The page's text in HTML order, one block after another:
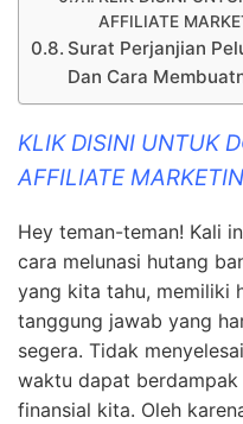
AFFILIATE
Surat Perjanjian
Dan Cara
KLIK DISINI UNTUK
AFFILIATE
Hey teman-teman! Kali
cara melunasi hutang
yang kita tahu, memiliki
tanggung jawab yang
segera. Tidak
waktu dapat
finansial kita. Oleh